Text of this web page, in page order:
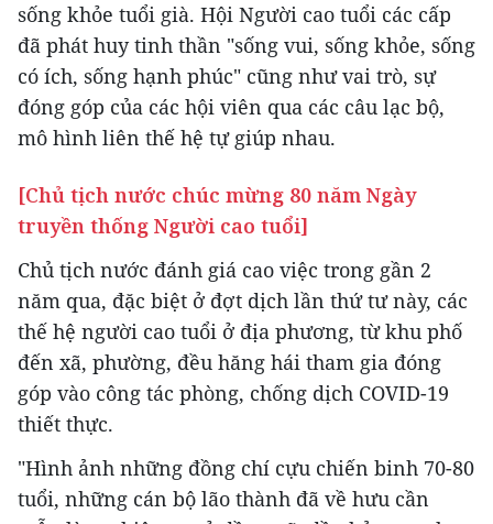
sống khỏe tuổi già. Hội Người cao tuổi các cấp
đã phát huy tinh thần "sống vui, sống khỏe, sống
có ích, sống hạnh phúc" cũng như vai trò, sự
đóng góp của các hội viên qua các câu lạc bộ,
mô hình liên thế hệ tự giúp nhau.
[Chủ tịch nước chúc mừng 80 năm Ngày
truyền thống Người cao tuổi]
Chủ tịch nước đánh giá cao việc trong gần 2
năm qua, đặc biệt ở đợt dịch lần thứ tư này, các
thế hệ người cao tuổi ở địa phương, từ khu phố
đến xã, phường, đều hăng hái tham gia đóng
góp vào công tác phòng, chống dịch COVID-19
thiết thực.
"Hình ảnh những đồng chí cựu chiến binh 70-80
tuổi, những cán bộ lão thành đã về hưu cần